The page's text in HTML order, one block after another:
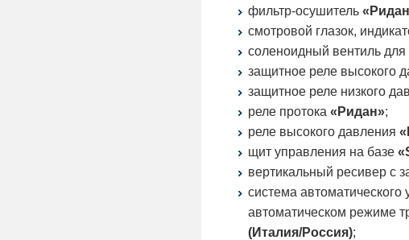
фильтр-осушитель
смотровой глазок,
соленоидный вентиль
защитное реле высокого
защитное реле низкого
реле протока «Ридан»;
реле высокого давления
щит управления на базе
вертикальный ресивер с
система
автоматическом режиме
(Италия/Россия);